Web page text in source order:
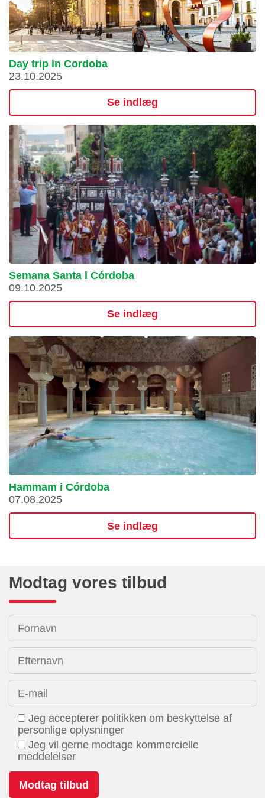
Day trip in Cordoba
23.10.2025
Se indlæg
Semana Santa i Córdoba
09.10.2025
Se indlæg
Hammam i Córdoba
07.08.2025
Se indlæg
Modtag vores tilbud
Fornavn
Efternavn
E-mail
Jeg accepterer politikken om beskyttelse af
personlige oplysninger
Jeg vil gerne modtage kommercielle
meddelelser